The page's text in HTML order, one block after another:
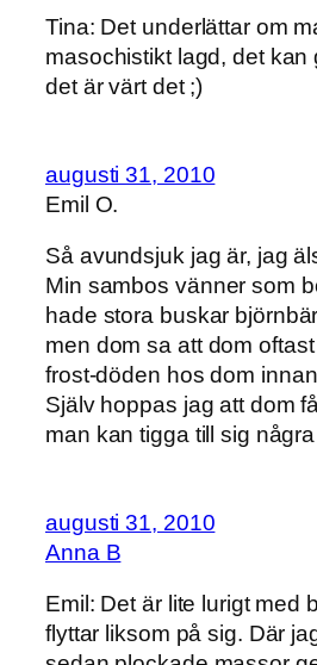
Tina: Det underlättar om
masochistikt lagd, det kan
det är värt det ;)
augusti 31, 2010
Emil O.
Så avundsjuk jag är, jag
Min sambos vänner som
hade stora buskar
men dom sa att dom
frost-döden hos dom
Själv hoppas jag att dom
man kan tigga till sig
augusti 31, 2010
Anna B
Emil: Det är lite lurigt med
flyttar liksom på sig. Där